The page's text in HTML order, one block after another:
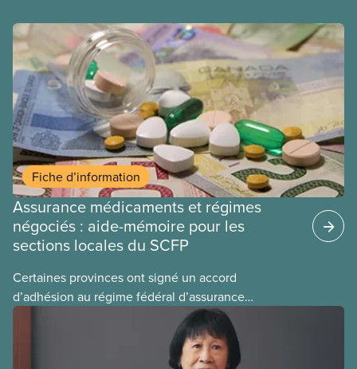
Fiche d’information
Assurance médicaments et régimes
négociés : aide-mémoire pour les
sections locales du SCFP
Certaines provinces ont signé un accord
d’adhésion au régime fédéral d’assurance
médicaments. Les sections locales du SCFP dans
ces provinces s’interrogent sur l’incidence que ce
régime pourrait avoir sur leurs avantages